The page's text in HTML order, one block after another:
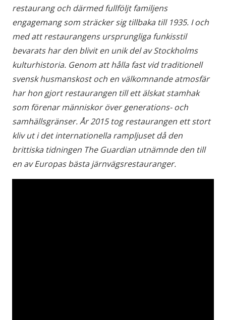
restaurang och därmed fullföljt familjens
engagemang som sträcker sig tillbaka till 1935. I och
med att restaurangens ursprungliga funkisstil
bevarats har den blivit en unik del av Stockholms
kulturhistoria. Genom att hålla fast vid traditionell
svensk husmanskost och en välkomnande atmosfär
har hon gjort restaurangen till ett älskat stamhak
som förenar människor över generations- och
samhällsgränser. År 2015 tog restaurangen ett stort
kliv ut i det internationella rampljuset då den
brittiska tidningen The Guardian utnämnde den till
en av Europas bästa järnvägsrestauranger.